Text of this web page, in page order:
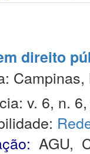
direito
v. 6, n.
AGU,